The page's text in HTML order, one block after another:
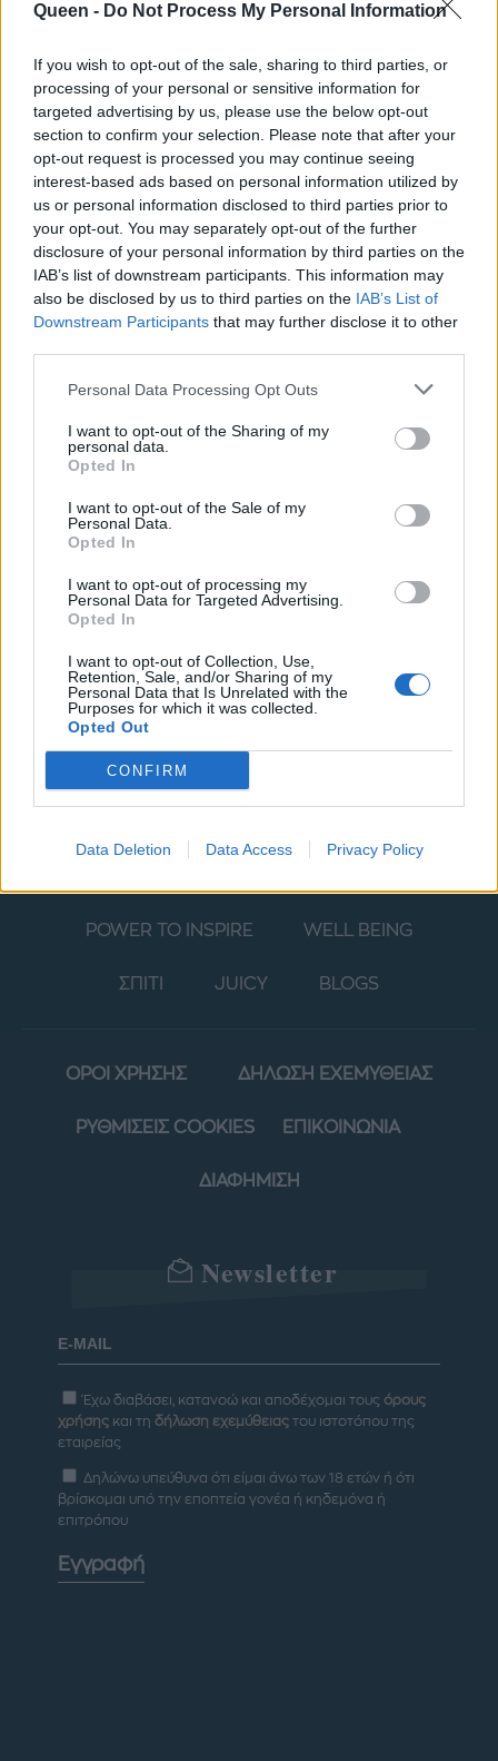
Queen - Do Not Process My Personal Information
If you wish to opt-out of the sale, sharing to third parties, or
processing of your personal or sensitive information for
targeted advertising by us, please use the below opt-out
section to confirm your selection. Please note that after your
opt-out request is processed you may continue seeing
interest-based ads based on personal information utilized by
us or personal information disclosed to third parties prior to
your opt-out. You may separately opt-out of the further
disclosure of your personal information by third parties on the
IAB’s list of downstream participants. This information may
also be disclosed by us to third parties on the IAB’s List of
Downstream Participants that may further disclose it to other
Personal Data Processing Opt Outs
I want to opt-out of the Sharing of my
personal data.
Opted In
I want to opt-out of the Sale of my
Personal Data.
Opted In
I want to opt-out of processing my
Personal Data for Targeted Advertising.
Opted In
I want to opt-out of Collection, Use,
Retention, Sale, and/or Sharing of my
Personal Data that Is Unrelated with the
Purposes for which it was collected.
Opted Out
CONFIRM
Data Deletion Data Access Privacy Policy
Sex And The City: Πώς
είναι οι
πρωταγωνιστές
σήμερα;
«Μετά τα 40 κάνω το
καλύτερο σεξ»: Ποια
διάσημη κυρία έκανε
αυτή τη δήλωση;
POWER TO INSPIRE WELL BEING
ΣΠΙΤΙ JUICY BLOGS
ΟΡΟΙ ΧΡΗΣΗΣ ΔΗΛΩΣΗ ΕΧΕΜΥΘΕΙΑΣ
ΡΥΘΜΙΣΕΙΣ COOKIES ΕΠΙΚΟΙΝΩΝΙΑ
ΔΙΑΦΗΜΙΣΗ
Newsletter
Έχω διαβάσει, κατανοώ και αποδέχομαι τους όρους
χρήσης και τη δήλωση εχεμύθειας του ιστοτόπου της
εταιρείας
Δηλώνω υπεύθυνα ότι είμαι άνω των 18 ετών ή ότι
βρίσκομαι υπό την εποπτεία γονέα ή κηδεμόνα ή
επιτρόπου
Εγγραφή